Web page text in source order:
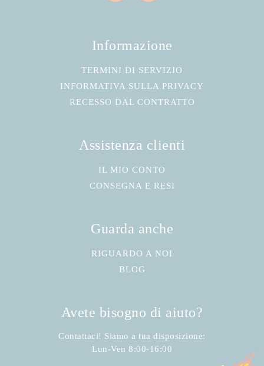
Informazione
TERMINI DI SERVIZIO
INFORMATIVA SULLA PRIVACY
RECESSO DAL CONTRATTO
Assistenza clienti
IL MIO CONTO
CONSEGNA E RESI
Guarda anche
RIGUARDO A NOI
BLOG
Avete bisogno di aiuto?
Contattaci! Siamo a tua disposizione:
Lun-Ven 8:00-16:00